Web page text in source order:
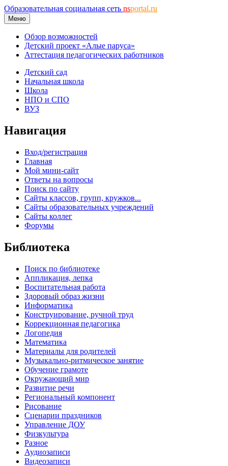
Образовательная социальная сеть nsportal.ru
Меню
Обзор возможностей
Детский проект «Алые паруса»
Аттестация педагогических работников
Детский сад
Начальная школа
Школа
НПО и СПО
ВУЗ
Навигация
Вход/регистрация
Главная
Мой мини-сайт
Ответы на вопросы
Поиск по сайту
Сайты классов, групп, кружков...
Сайты образовательных учреждений
Сайты коллег
Форумы
Библиотека
Поиск по библиотеке
Аппликация, лепка
Воспитательная работа
Здоровый образ жизни
Информатика
Конструирование, ручной труд
Коррекционная педагогика
Логопедия
Математика
Материалы для родителей
Музыкально-ритмическое занятие
Обучение грамоте
Окружающий мир
Развитие речи
Региональный компонент
Рисование
Сценарии праздников
Управление ДОУ
Физкультура
Разное
Аудиозаписи
Видеозаписи